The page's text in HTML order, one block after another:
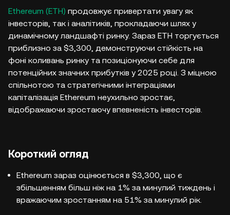
Ethereum (ETH) продовжує привертати увагу як
інвесторів, так і аналітиків, прокладаючи шлях у
динамічному ландшафті ринку. Зараз ETH торгується
приблизно за $3,300, демонструючи стійкість на
фоні коливань ринку та позиціонуючи себе для
потенційних значних прибутків у 2025 році. З міцною
спільнотою та стратегічними інтеграціями
капіталізація Ethereum неухильно зростає,
відображаючи зростаючу впевненість інвесторів.
Короткий огляд
Ethereum зараз оцінюється в $3,300, що є
збільшенням більш ніж на 1% за минулий тиждень і
вражаючим зростанням на 51% за минулий рік.